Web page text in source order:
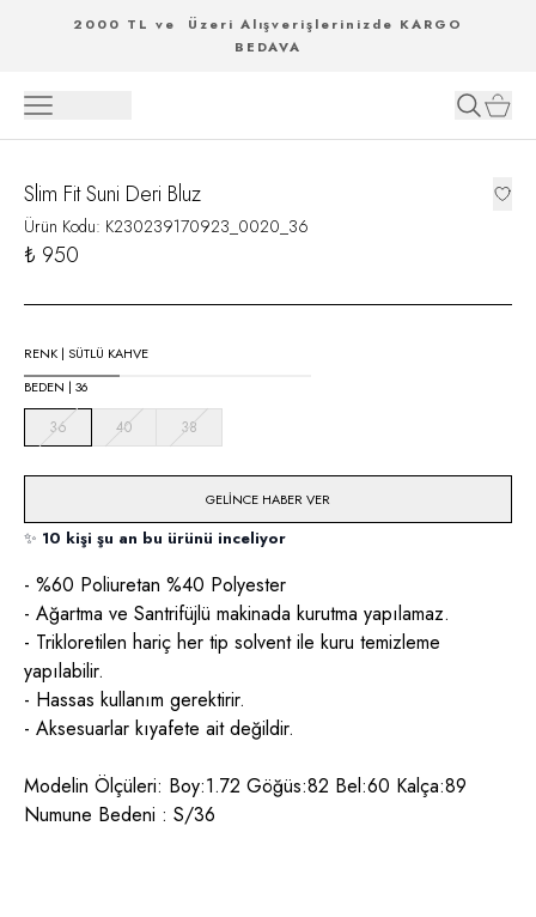
2000 TL ve Üzeri Alışverişlerinizde KARGO
BEDAVA
Slim Fit Suni Deri Bluz
Ürün Kodu: K230239170923_0020_36
₺ 950
RENK | SÜTLÜ KAHVE
BEDEN | 36
36 40 38
GELINCE HABER VER
✨ 10 kişi şu an bu ürünü inceliyor
- %60 Poliuretan %40 Polyester
- Ağartma ve Santrifüjlü makinada kurutma yapılamaz.
- Trikloretilen hariç her tip solvent ile kuru temizleme
yapılabilir.
- Hassas kullanım gerektirir.
- Aksesuarlar kıyafete ait değildir.
Modelin Ölçüleri: Boy:1.72 Göğüs:82 Bel:60 Kalça:89
Numune Bedeni : S/36